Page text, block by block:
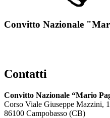
Convitto Nazionale
Contatti
Convitto Nazionale “Mario
Corso Viale Giuseppe Mazzini, 1
86100 Campobasso (CB)